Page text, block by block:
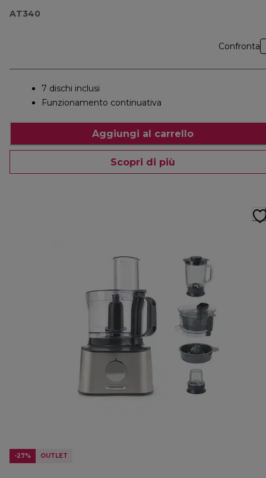
AT340
Confronta
7 dischi inclusi
Funzionamento continuativa
Aggiungi al carrello
Scopri di più
-27% OUTLET